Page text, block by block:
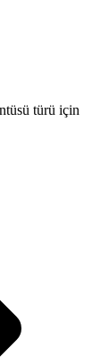
türü için